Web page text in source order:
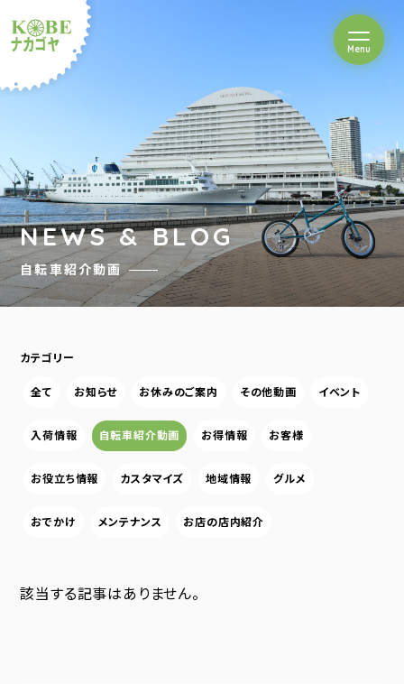
ルショップナカゴヤ
Menuを開閉
NEWS & BLOG
自転車紹介動画
カテゴリー
全て お知らせ お休みのご案内 その他動画 イベント
入荷情報 自転車紹介動画 お得情報 お客様
お役立ち情報 カスタマイズ 地域情報 グルメ
おでかけ メンテナンス お店の店内紹介
該当する記事はありません。